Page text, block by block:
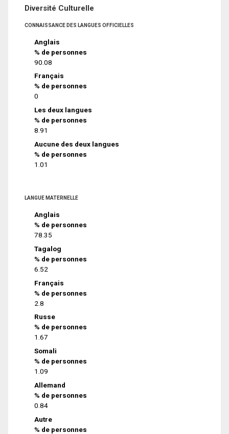
Diversité Culturelle
CONNAISSANCE DES LANGUES OFFICIELLES
Anglais
% de personnes
90.08
Français
% de personnes
0
Les deux langues
% de personnes
8.91
Aucune des deux langues
% de personnes
1.01
LANGUE MATERNELLE
Anglais
% de personnes
78.35
Tagalog
% de personnes
6.52
Français
% de personnes
2.8
Russe
% de personnes
1.67
Somali
% de personnes
1.09
Allemand
% de personnes
0.84
Autre
% de personnes